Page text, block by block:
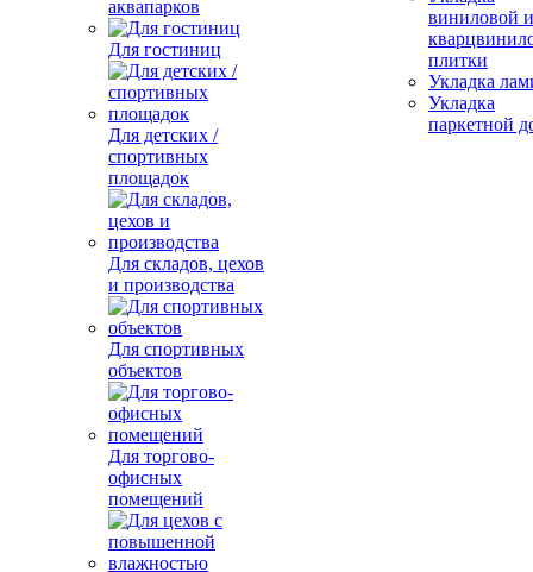
аквапарков
Для гостиниц
Для детских /
спортивных
площадок
Для складов, цехов
и производства
Для спортивных
объектов
Для торгово-
офисных
помещений
виниловой и
плитки
Укладка
Укладка
паркетной